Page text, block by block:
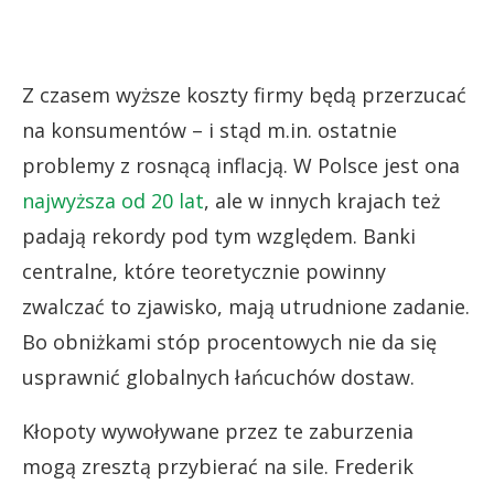
Z czasem wyższe koszty firmy będą przerzucać
na konsumentów – i stąd m.in. ostatnie
problemy z rosnącą inflacją. W Polsce jest ona
najwyższa od 20 lat, ale w innych krajach też
padają rekordy pod tym względem. Banki
centralne, które teoretycznie powinny
zwalczać to zjawisko, mają utrudnione zadanie.
Bo obniżkami stóp procentowych nie da się
usprawnić globalnych łańcuchów dostaw.
Kłopoty wywoływane przez te zaburzenia
mogą zresztą przybierać na sile. Frederik